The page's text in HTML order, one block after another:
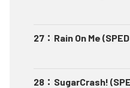
27 ： Rain On Me
28 ： SugarCrash!